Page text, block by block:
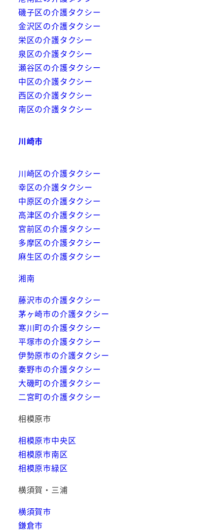
磯子区の介護タクシー
金沢区の介護タクシー
栄区の介護タクシー
泉区の介護タクシー
瀬谷区の介護タクシー
中区の介護タクシー
西区の介護タクシー
南区の介護タクシー
川崎市
川崎区の介護タクシー
幸区の介護タクシー
中原区の介護タクシー
高津区の介護タクシー
宮前区の介護タクシー
多摩区の介護タクシー
麻生区の介護タクシー
湘南
藤沢市の介護タクシー
茅ヶ崎市の介護タクシー
寒川町の介護タクシー
平塚市の介護タクシー
伊勢原市の介護タクシー
秦野市の介護タクシー
大磯町の介護タクシー
二宮町の介護タクシー
相模原市
相模原市中央区
相模原市南区
相模原市緑区
横須賀・三浦
横須賀市
鎌倉市